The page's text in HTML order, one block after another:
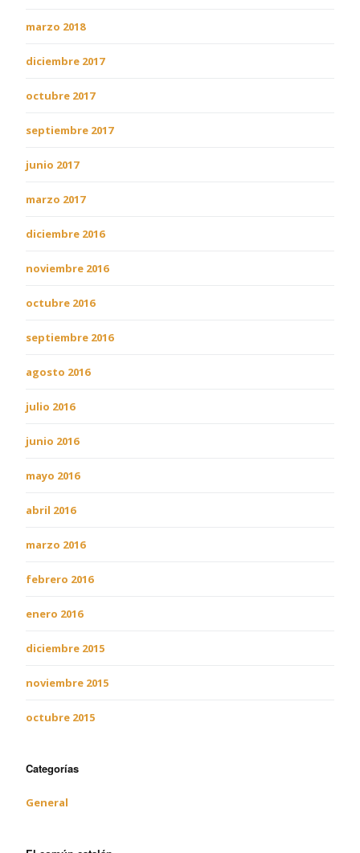
marzo 2018
diciembre 2017
octubre 2017
septiembre 2017
junio 2017
marzo 2017
diciembre 2016
noviembre 2016
octubre 2016
septiembre 2016
agosto 2016
julio 2016
junio 2016
mayo 2016
abril 2016
marzo 2016
febrero 2016
enero 2016
diciembre 2015
noviembre 2015
octubre 2015
Categorías
General